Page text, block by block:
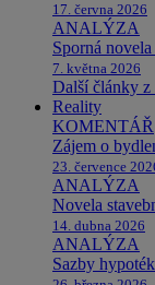
17. června 2026
ANALÝZA
Sporná
7. května 2026
Další články
Reality
KOMENTÁŘ
Zájem o
23. července
ANALÝZA
Novela
14. dubna 2026
ANALÝZA
Sazby